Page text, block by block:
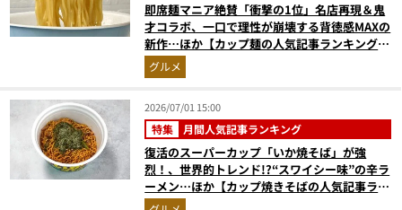
即席麺マニア絶賛「衝撃の1位」名店再現＆鬼
才コラボ、一口で理性が崩壊する背徳感MAXの
新作…ほか【カップ麺の人気記事ランキングベ
スト3】（2026年5月版）
グルメ
2026/07/01 15:00
特集 月間人気記事ランキング
復活のスーパーカップ「いか焼そば」が強
烈！、世界的トレンド!?“スワイシー味”の辛ラ
ーメン…ほか【カップ焼きそばの人気記事ラン
キングベスト3】（2026年5月版）